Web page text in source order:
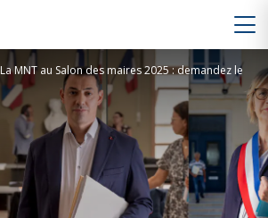
La MNT au Salon des maires 2025 : demandez le